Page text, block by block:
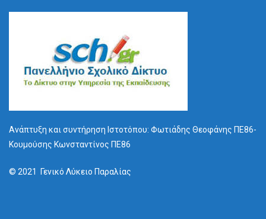
Ανάπτυξη και συντήρηση Ιστοτόπου: Φωτιάδης Θεοφάνης ΠΕ86-
Κουμούσης Κωνσταντίνος ΠΕ86
© 2021 Γενικό Λύκειο Παραλίας